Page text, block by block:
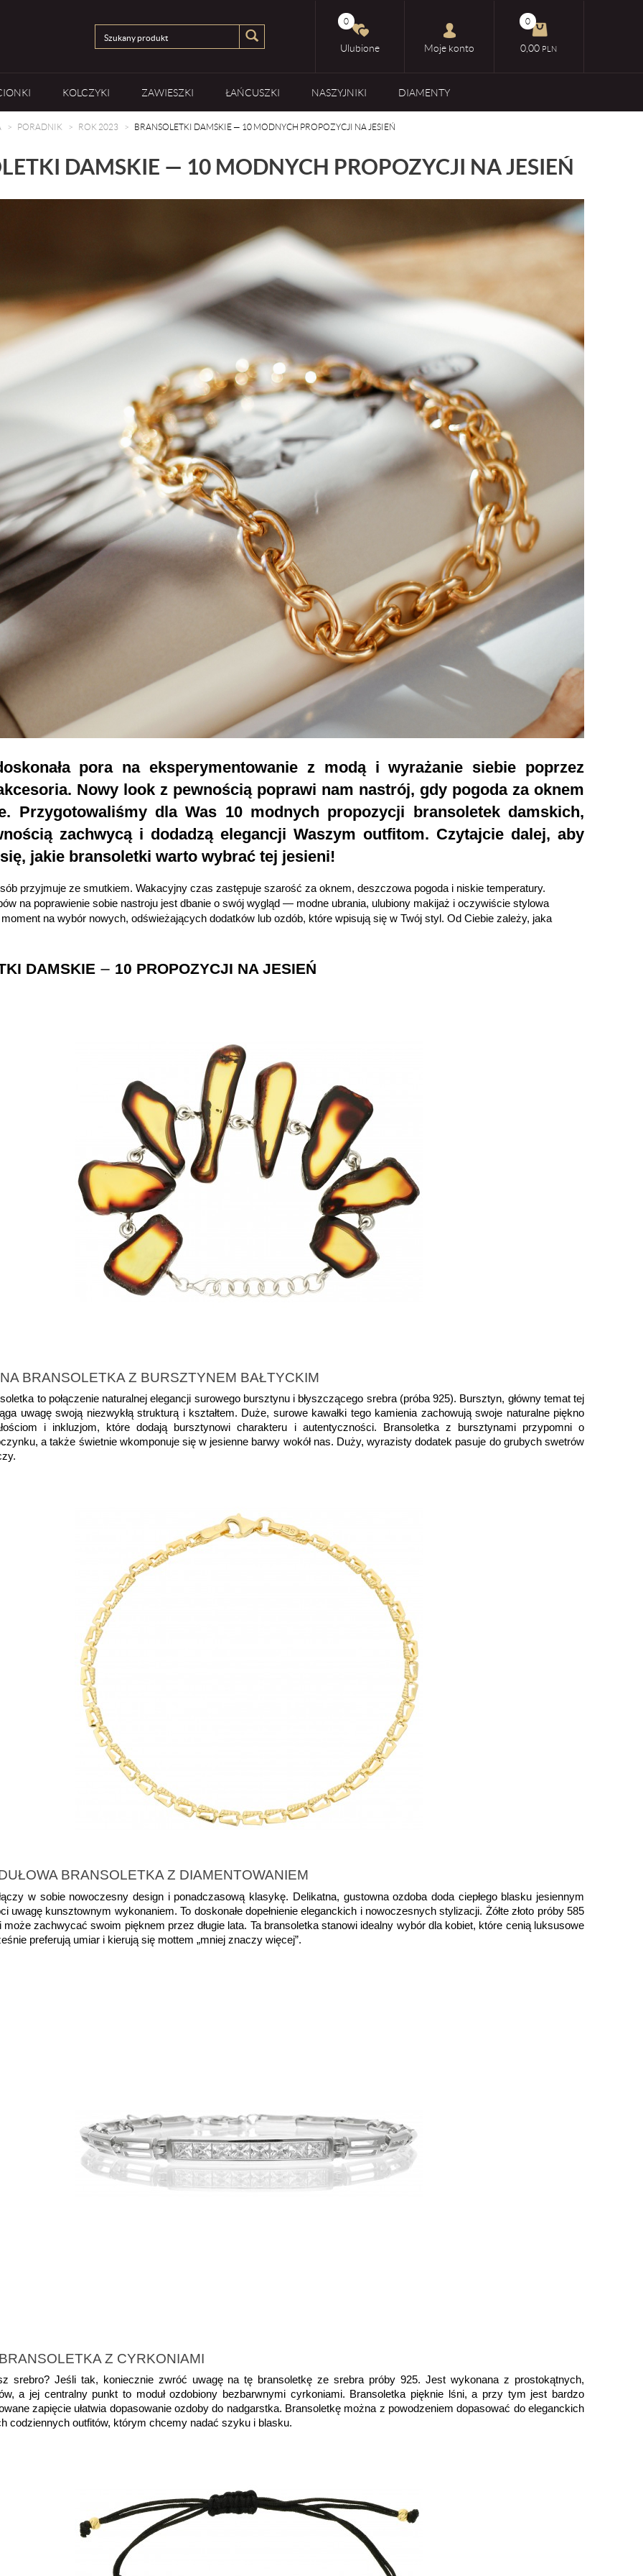
0
Ulubione Moje konto
0
0,00 PLN
KOLCZYKI ZAWIESZKI ŁAŃCUSZKI NASZYJNIKI DIAMENTY
PORADNIK ROK 2023 BRANSOLETKI DAMSKIE — 10 MODNYCH PROPOZYCJI NA JESIEŃ
DAMSKIE — 10 MODNYCH PROPOZYCJI NA JESIEŃ
pora na eksperymentowanie z modą i wyrażanie siebie poprzez
Nowy look z pewnością poprawi nam nastrój, gdy pogoda za oknem
Przygotowaliśmy dla Was 10 modnych propozycji bransoletek damskich,
zachwycą i dodadzą elegancji Waszym outfitom. Czytajcie dalej, aby
jakie bransoletki warto wybrać tej jesieni!
przyjmuje ze smutkiem. Wakacyjny czas zastępuje szarość za oknem, deszczowa pogoda i niskie temperatury.
na poprawienie sobie nastroju jest dbanie o swój wygląd — modne ubrania, ulubiony makijaż i oczywiście stylowa
moment na wybór nowych, odświeżających dodatków lub ozdób, które wpisują się w Twój styl. Od Ciebie zależy, jaka
DAMSKIE — 10 PROPOZYCJI NA JESIEŃ
BRANSOLETKA Z BURSZTYNEM BAŁTYCKIM
to połączenie naturalnej elegancji surowego bursztynu i błyszczącego srebra (próba 925). Bursztyn, główny temat tej
uwagę swoją niezwykłą strukturą i kształtem. Duże, surowe kawałki tego kamienia zachowują swoje naturalne piękno
i inkluzjom, które dodają bursztynowi charakteru i autentyczności. Bransoletka z bursztynami przypomni o
a także świetnie wkomponuje się w jesienne barwy wokół nas. Duży, wyrazisty dodatek pasuje do grubych swetrów
BRANSOLETKA Z DIAMENTOWANIEM
w sobie nowoczesny design i ponadczasową klasykę. Delikatna, gustowna ozdoba doda ciepłego blasku jesiennym
uwagę kunsztownym wykonaniem. To doskonałe dopełnienie eleganckich i nowoczesnych stylizacji. Żółte złoto próby 585
może zachwycać swoim pięknem przez długie lata. Ta bransoletka stanowi idealny wybór dla kobiet, które cenią luksusowe
preferują umiar i kierują się mottem „mniej znaczy więcej”.
Z CYRKONIAMI
srebro? Jeśli tak, koniecznie zwróć uwagę na tę bransoletkę ze srebra próby 925. Jest wykonana z prostokątnych,
a jej centralny punkt to moduł ozdobiony bezbarwnymi cyrkoniami. Bransoletka pięknie lśni, a przy tym jest bardzo
zapięcie ułatwia dopasowanie ozdoby do nadgarstka. Bransoletkę można z powodzeniem dopasować do eleganckich
codziennych outfitów, którym chcemy nadać szyku i blasku.